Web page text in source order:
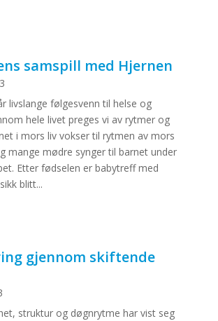
samspill med Hjernen
livslange følgesvenn til helse og
hele livet preges vi av rytmer og
i mors liv vokser til rytmen av mors
mange mødre synger til barnet under
Etter fødselen er babytreff med
blitt...
gjennom skiftende
struktur og døgnrytme har vist seg